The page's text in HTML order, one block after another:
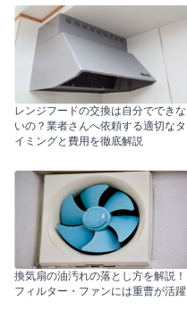
レンジフードの交換は自分でできな
いの？業者さんへ依頼する適切なタ
イミングと費用を徹底解説
換気扇の油汚れの落とし方を解説！
フィルター・ファンには重曹が活躍